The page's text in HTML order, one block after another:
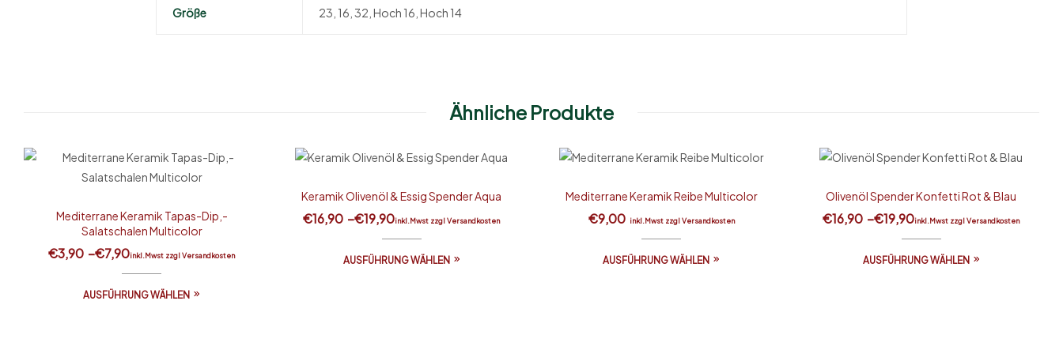
Größe 23, 16, 32, Hoch 16, Hoch 14
Ähnliche Produkte
Mediterrane Keramik Tapas-Dip,-
Salatschalen Multicolor
€3,90 –€7,90inkl.Mwst zzgl Versandkosten
AUSFÜHRUNG WÄHLEN
Keramik Olivenöl & Essig Spender Aqua
€16,90 –€19,90inkl.Mwst zzgl Versandkosten
AUSFÜHRUNG WÄHLEN
Mediterrane Keramik Reibe Multicolor
€9,00 inkl.Mwst zzgl Versandkosten
AUSFÜHRUNG WÄHLEN
Olivenöl Spender Konfetti Rot & Blau
€16,90 –€19,90inkl.Mwst zzgl Versandkosten
AUSFÜHRUNG WÄHLEN